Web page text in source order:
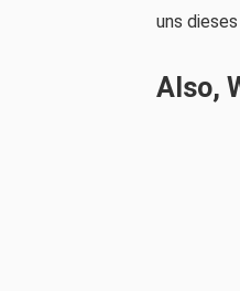
uns
Also,